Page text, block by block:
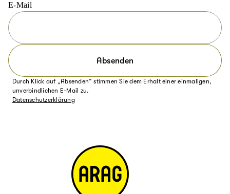
E-Mail
Absenden
Durch Klick auf „Absenden“ stimmen Sie dem Erhalt einer einmaligen,
unverbindlichen E-Mail zu.
Datenschutzerklärung